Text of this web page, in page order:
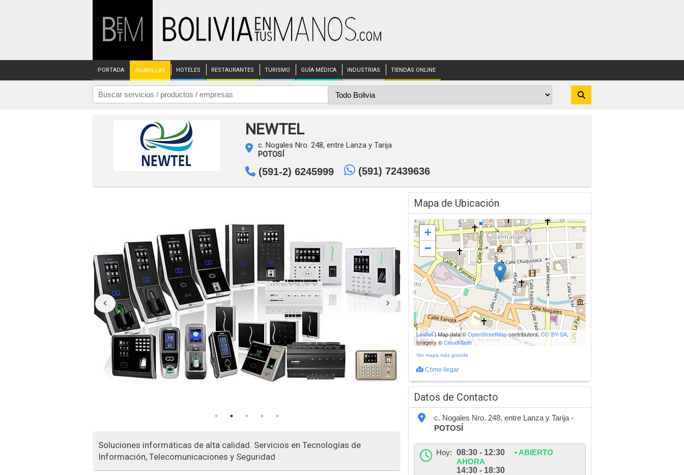
PORTADA AMARILLAS HOTELES RESTAURANTES TURISMO GUÍA MÉDICA INDUSTRIAS TIENDAS ONLINE
NEWTEL
c. Nogales Nro. 248, entre Lanza y Tarija
POTOSÍ
(591-2) 6245999 (591) 72439636
Soluciones informáticas de alta calidad. Servicios en Tecnologías de
Información, Telecomunicaciones y Seguridad
Mapa de Ubicación
+
−
200 m
500 ft
Leaflet| Map data ©OpenStreetMapcontributors,CC-BY-SA,
Imagery ©CloudMade
Ver mapa más grande
Cómo llegar
Datos de Contacto
c. Nogales Nro. 248, entre Lanza y Tarija -
POTOSÍ
Hoy: 08:30 - 12:30
• ABIERTO
AHORA
14:30 - 18:30